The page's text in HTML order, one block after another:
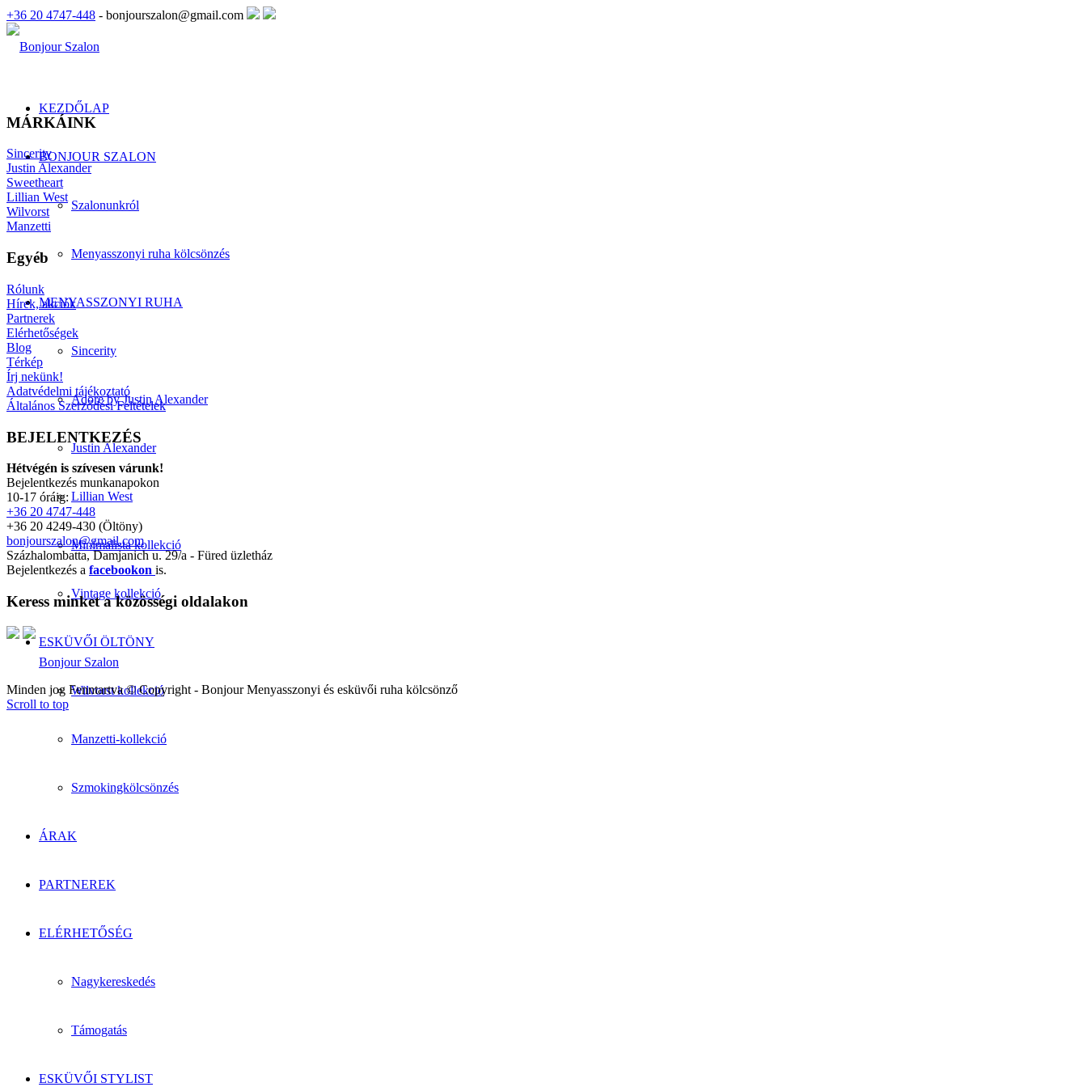
+36 20 4747-448 - bonjourszalon@gmail.com
KEZDŐLAP
BONJOUR SZALON
Szalonunkról
Menyasszonyi ruha kölcsönzés
MENYASSZONYI RUHA
Sincerity
Adore by Justin Alexander
Justin Alexander
Lillian West
Minimalista kollekció
Vintage kollekció
ESKÜVŐI ÖLTÖNY
Wilvorst kollekció
Manzetti-kollekció
Szmokingkölcsönzés
ÁRAK
PARTNEREK
ELÉRHETŐSÉG
Nagykereskedés
Támogatás
ESKÜVŐI STYLIST
MÁRKÁINK
Sincerity
Justin Alexander
Sweetheart
Lillian West
Wilvorst
Manzetti
Egyéb
Rólunk
Hírek, akciók
Partnerek
Elérhetőségek
Blog
Térkép
Írj nekünk!
Adatvédelmi tájékoztató
Általános Szerződési Feltételek
BEJELENTKEZÉS
Hétvégén is szívesen várunk!
Bejelentkezés munkanapokon
10-17 óráig:
+36 20 4747-448
+36 20 4249-430 (Öltöny)
bonjourszalon@gmail.com
Százhalombatta, Damjanich u. 29/a - Füred üzletház
Bejelentkezés a facebookon is.
Keress minket a közösségi oldalakon
Bonjour Szalon
Minden jog Fenntartva © Copyright - Bonjour Menyasszonyi és esküvői ruha kölcsönző
Scroll to top